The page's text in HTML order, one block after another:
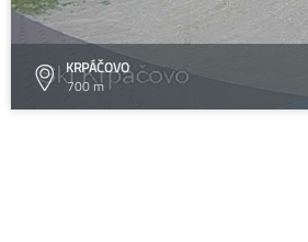
KRPÁČOVO
700 m